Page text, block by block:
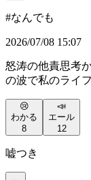
#なんでも
2026/07/08 15:07
怒涛の他責思考
の波で私のライ
😢
わかる
8
📣
エール
12
嘘つき